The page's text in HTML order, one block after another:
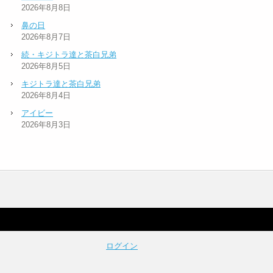
2026年8月8日
鼻の日
2026年8月7日
続・キジトラ達と茶白兄弟
2026年8月5日
キジトラ達と茶白兄弟
2026年8月4日
アイビー
2026年8月3日
ログイン